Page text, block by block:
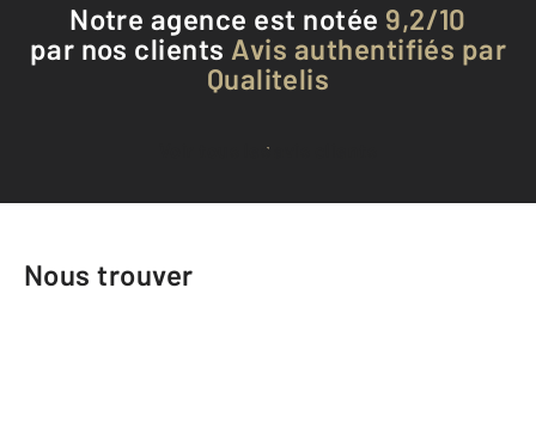
Notre agence est notée 9,2/10
par nos clients Avis authentifiés par
Qualitelis
Voir tous les avis clients
Nous trouver